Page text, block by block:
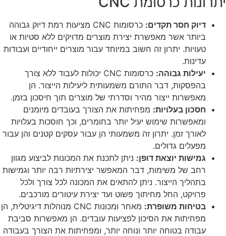
דיוק חסר תקדים:
כרסומות CNC מציעות רמת דיוק גבוהה
ביותר אשר מאפשרת יצירת מוצרים מדויקים ללא סטיות או
טעויות. יתרון זה חשוב במיוחד עבור מוצרים ייחודיים ועבודות
עדינות.
יעילות גבוהה:
כרסומות CNC יכולות לעבוד ללא צורך
בהפסקות, דבר התורם משמעותית ליעילות הייצור. הן
מאפשרות ייצור מהיר וסדרתי של מוצרים תוך חיסכון בזמן.
חסכון בעלויות: מפחיתות את הצורך בעובדים מיומנים
ומאפשרות שימוש יעיל יותר בחומרים, וכך חוסכות בעלויות
לאורך זמן. יתרון זה משמעותי הן עבור עסקים קטנים והן עבור
מפעלים גדולים.
גמישות יוצאת דופן: ניתן לתכנת את המכונות לביצוע מגוון
רחב של משימות, דבר המאפשר יצירתיות רבה יותר וגמישות
בתהליך הייצור. ניתן להתאים את המכונה לכל צורך ולכל
פרויקט, החל מחיתוך פשוט ועד יצירת עיטורים מורכבים.
בטיחות משופרת:
מאחר ומכונות CNC מנוהלות דיגיטלית, הן
מפחיתות את הסיכון לפציעות עובדים. הן מאפשרות סביבת
עבודה בטוחה יותר ונוחה יותר, ומפחיתות את הצורך בעבודה